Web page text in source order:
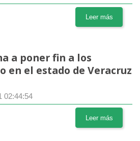
Leer más
a poner fin a los
en el estado de Veracruz
02:44:54
Leer más